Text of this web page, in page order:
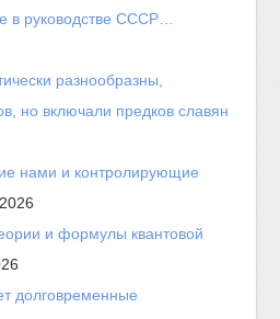
в руководстве СССР…
разнообразны,
но включали предков славян
нами и контролирующие
и формулы квантовой
долговременные